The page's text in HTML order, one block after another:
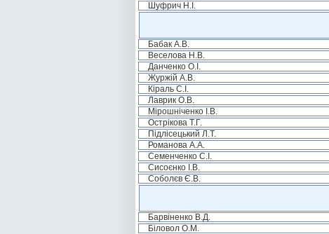
Шуфрич Н.І.
Бабак А.В.
Веселова Н.В.
Данченко О.І.
Журжій А.В.
Кіраль С.І.
Лаврик О.В.
Мірошніченко І.В.
Острікова Т.Г.
Підлісецький Л.Т.
Романова А.А.
Семенченко С.І.
Сисоєнко І.В.
Соболєв Є.В.
Барвіненко В.Д.
Біловол О.М.